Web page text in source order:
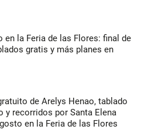
en la Feria de las Flores: final de
gratis y más planes en
de Arelys Henao, tablado
y recorridos por Santa Elena
en la Feria de las Flores